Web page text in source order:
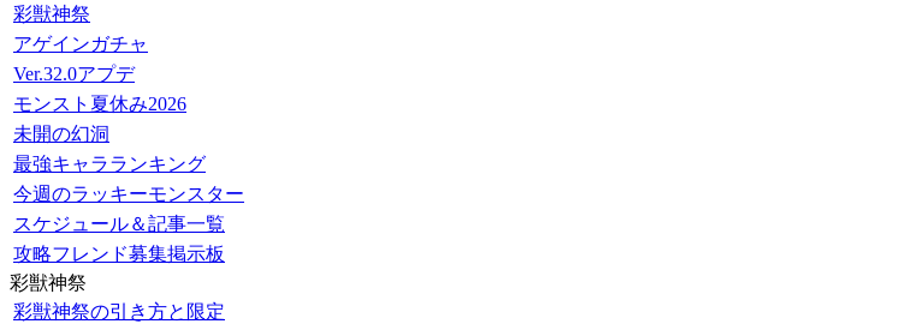
彩獣神祭
アゲインガチャ
Ver.32.0アプデ
モンスト夏休み2026
未開の幻洞
最強キャラランキング
今週のラッキーモンスター
スケジュール＆記事一覧
攻略フレンド募集掲示板
彩獣神祭
彩獣神祭の引き方と限定